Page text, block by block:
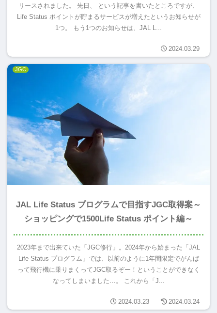
リースされました。 先日、 という記事を書いたところですが、
Life Status ポイントが貯まるサービスが増えたというお知らせが
1つ。 もう1つのお知らせは、JAL L...
2024.03.29
JGC
JAL Life Status プログラムで目指すJGC取得案～
ショッピングで1500Life Status ポイント編～
2023年まで出来ていた「JGC修行」。2024年から始まった「JAL
Life Status プログラム」では、以前のように1年間限定でがんば
って飛行機に乗りまくってJGC取るぞー！ということができなく
なってしまいました…。 これから「J...
2024.03.23 2024.03.24